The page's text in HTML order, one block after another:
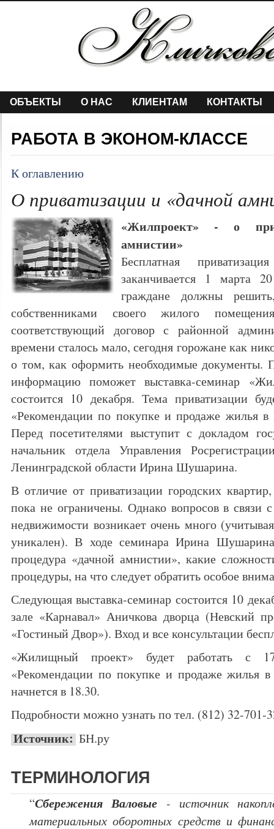
ОБЪЕКТЫ О НАС КЛИЕНТАМ КОНТАКТЫ
РАБОТА В ЭКОНОМ-КЛАССЕ
К оглавлению
О приватизации и «дачной
«Жилпроект» - о
амнистии»
Бесплатная
заканчивается 1 марта
граждане должны
собственниками своего жилого
соответствующий договор с районной
времени сталось мало, сегодня горожане как
о том, как оформить необходимые документы.
информацию поможет выставка-семинар
состоится 10 декабря. Тема приватизации
«Рекомендации по покупке и продаже жилья в
Перед посетителями выступит с докладом
начальник отдела Управления
Ленинградской области Ирина Шушарина.
В отличие от приватизации городских
пока не ограничены. Однако вопросов в связи
недвижимости возникает очень много
уникален). В ходе семинара Ирина
процедура «дачной амнистии», какие
процедуры, на что следует обратить особое
Следующая выставка-семинар состоится 10
зале «Карнавал» Аничкова дворца (Невский
«Гостиный Двор»). Вход и все консультации
«Жилищный проект» будет работать с
«Рекомендации по покупке и продаже жилья в
начнется в 18.30.
Подробности можно узнать по тел. (812) 32-701-
Источник: БН.ру
ТЕРМИНОЛОГИЯ
“Сбережения Валовые - источник
материальных оборотных средств и